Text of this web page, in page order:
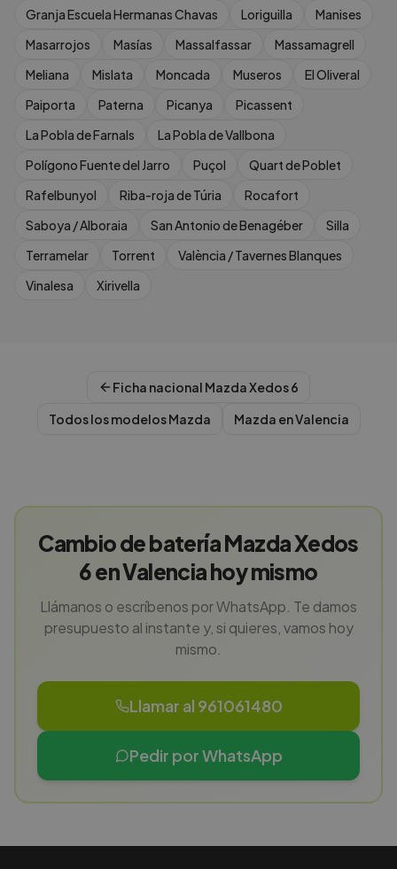
Granja Escuela Hermanas Chavas
Loriguilla
Manises
Masarrojos
Masías Massalfassar
Massamagrell
Meliana
Mislata Moncada Museros
El Oliveral
Paiporta
Paterna Picanya
Picassent
La Pobla de Farnals
La Pobla de Vallbona
Polígono Fuente del Jarro
Puçol
Quart de Poblet
Rafelbunyol
Riba-roja de Túria
Rocafort
Saboya / Alboraia
San Antonio de Benagéber
Silla
Terramelar
Torrent
València / Tavernes Blanques
Vinalesa
Xirivella
Ficha nacional MazdaXedos 6
Todos los modelosMazda Mazda enValencia
Cambio de batería Mazda Xedos
6 en Valencia hoy mismo
Llámanos o escríbenos por WhatsApp. Te damos
presupuesto al instante y, si quieres, vamos hoy
mismo.
Llamar al 961061480
Pedir por WhatsApp